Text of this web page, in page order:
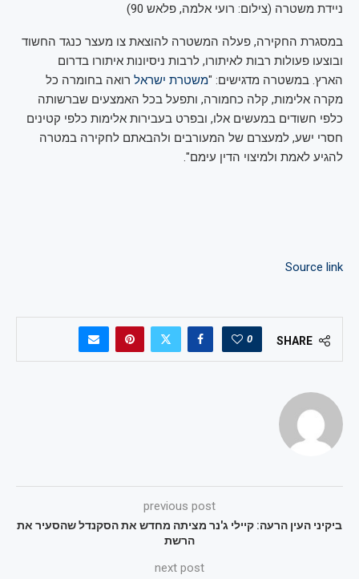
ניידת משטרה (צילום: רועי אלמה, פלאש 90)
במסגרת החקירה, פעלה המשטרה להוצאת צו מעצר כנגד החשוד
ובוצעו פעולות רבות לאיתורו, לרבות ניסיונות איתורו בדרום
הארץ. במשטרה מדגישים: "משטרת ישראל רואה בחומרה כל
מקרה אלימות, קלה כחמורה, ותפעל בכל האמצעים שברשותה
כלפי חשודים במעשים אלו, ובפרט בעבירות אלימות כלפי קטינים
חסרי ישע, למעצרם של המעורבים ולהבאתם לחקירה במטרה
להגיע לאמת ולמיצוי הדין עימם".
Source link
SHARE
0
previous post
ביקיני העין הרעה: קיילי ג'נר מציתה מחדש את הסקנדל שהסעיר את
הרשת
next post